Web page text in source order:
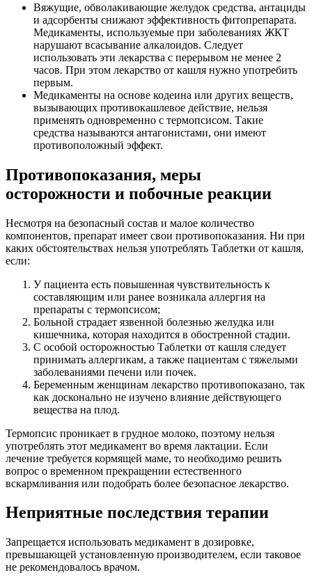
Вяжущие, обволакивающие желудок средства, антациды
и адсорбенты снижают эффективность фитопрепарата.
Медикаменты, используемые при заболеваниях ЖКТ
нарушают всасывание алкалоидов. Следует
использовать эти лекарства с перерывом не менее 2
часов. При этом лекарство от кашля нужно употребить
первым.
Медикаменты на основе кодеина или других веществ,
вызывающих противокашлевое действие, нельзя
применять одновременно с термопсисом. Такие
средства называются антагонистами, они имеют
противоположный эффект.
Противопоказания, меры
осторожности и побочные реакции
Несмотря на безопасный состав и малое количество
компонентов, препарат имеет свои противопоказания. Ни при
каких обстоятельствах нельзя употреблять Таблетки от кашля,
если:
У пациента есть повышенная чувствительность к
составляющим или ранее возникала аллергия на
препараты с термопсисом;
Больной страдает язвенной болезнью желудка или
кишечника, которая находится в обостренной стадии.
С особой осторожностью Таблетки от кашля следует
принимать аллергикам, а также пациентам с тяжелыми
заболеваниями печени или почек.
Беременным женщинам лекарство противопоказано, так
как досконально не изучено влияние действующего
вещества на плод.
Термопсис проникает в грудное молоко, поэтому нельзя
употреблять этот медикамент во время лактации. Если
лечение требуется кормящей маме, то необходимо решить
вопрос о временном прекращении естественного
вскармливания или подобрать более безопасное лекарство.
Неприятные последствия терапии
Запрещается использовать медикамент в дозировке,
превышающей установленную производителем, если таковое
не рекомендовалось врачом.